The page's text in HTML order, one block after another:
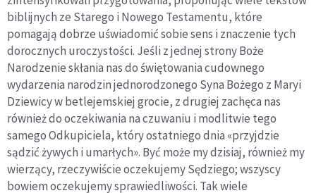
biblijnych ze Starego i Nowego Testamentu, które
pomagają dobrze uświadomić sobie sens i znaczenie tych
dorocznych uroczystości. Jeśli z jednej strony Boże
Narodzenie skłania nas do świętowania cudownego
wydarzenia narodzin jednorodzonego Syna Bożego z Maryi
Dziewicy w betlejemskiej grocie, z drugiej zachęca nas
również do oczekiwania na czuwaniu i modlitwie tego
samego Odkupiciela, który ostatniego dnia «przyjdzie
sądzić żywych i umarłych». Być może my dzisiaj, również my
wierzący, rzeczywiście oczekujemy Sędziego; wszyscy
bowiem oczekujemy sprawiedliwości. Tak wiele